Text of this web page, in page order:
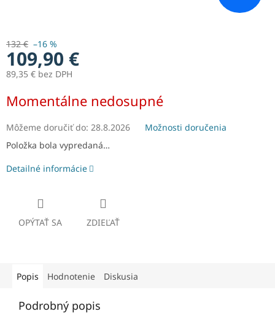
132 € –16 %
109,90 €
89,35 € bez DPH
cena:
Momentálne nedosupné
Môžeme doručiť do: 28.8.2026
Možnosti doručenia
Položka bola vypredaná…
Detailné informácie
OPÝTAŤ SA ZDIEĽAŤ
Popis Hodnotenie Diskusia
Podrobný popis